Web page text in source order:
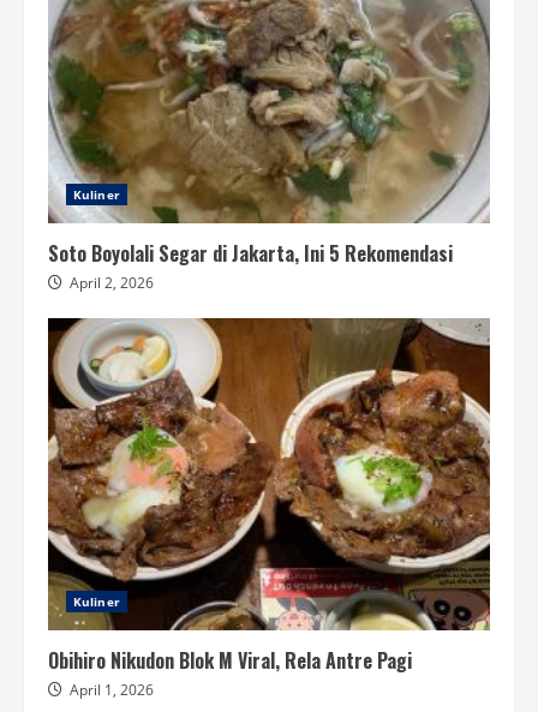
Kuliner
Soto Boyolali Segar di Jakarta, Ini 5 Rekomendasi
April 2, 2026
Kuliner
Obihiro Nikudon Blok M Viral, Rela Antre Pagi
April 1, 2026